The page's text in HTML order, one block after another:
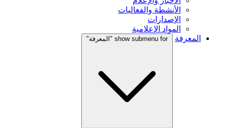
الأنشطة والفعاليات
الإصدارات
المواد الإعلامية
المعرفة
show submenu for "المعرفة"